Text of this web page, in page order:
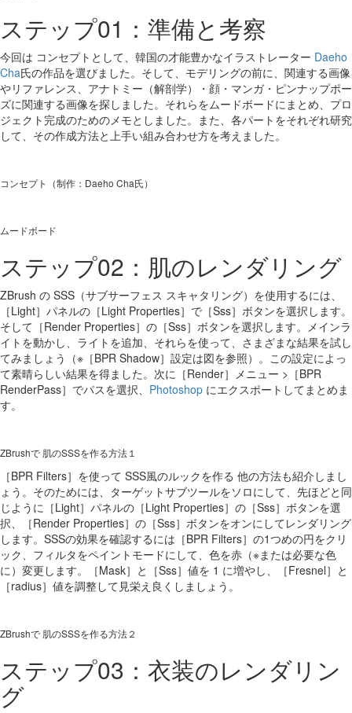
ステップ01：準備と考察
今回は コンセプトとして、韓国の才能豊かなイラストレーター Daeho
Cha氏の作品を選びました。そして、モデリングの前に、関連する画像
やリファレンス、アナトミー（解剖学）・顔・マンガ・ピンナップポー
ズに関連する画像を探しました。それらをムードボードにまとめ、プロ
ジェクト完成のためのメモとしました。また、各パートをそれぞれ研究
して、その作成方法と上手い組み合わせ方を考えました。
コンセプト（制作：Daeho Cha氏）
ムードボード
ステップ02：肌のレンダリング
ZBrush の SSS（サブサーフェス スキャタリング）を使用するには、
［Light］パネルの［Light Properties］で［Sss］ボタンを選択します。
そして［Render Properties］の［Sss］ボタンを選択します。メインラ
イトを動かし、ライトを追加、それらを使って、さまざまな結果を試し
てみましょう（※［BPR Shadow］設定は図を参照）。この設定によっ
て素晴らしい結果を得ました。次に［Render］メニュー >［BPR
RenderPass］でパスを選択、 Photoshop にエクスポートしてまとめま
す。
ZBrushで 肌のSSSを作る方法１
［BPR Filters］を使って SSS風のルックを作る 他の方法も紹介しまし
ょう。そのためには、ターゲットサブツールをソロにして、先ほどと同
じように［Light］パネルの［Light Properties］の［Sss］ボタンを選
択、［Render Properties］の［Sss］ボタンをオンにしてレンダリング
します。SSSの効果を確認するには［BPR Filters］の1つめの円をクリ
ック、フィルタをペイントモードにして、色を赤（※または必要な色
に）変更します。［Mask］と［Sss］値を 1 に増やし、［Fresnel］と
［radius］値を調整して見栄え良くしましょう。
ZBrushで 肌のSSSを作る方法２
ステップ03：衣装のレンダリン
グ